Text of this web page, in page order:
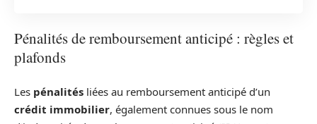
Pénalités de remboursement anticipé : règles et
plafonds
Les pénalités liées au remboursement anticipé d’un
crédit immobilier, également connues sous le nom